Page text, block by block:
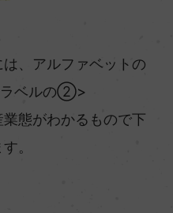
、アルファベットの
ラベルの②>
態がわかるもので下
。